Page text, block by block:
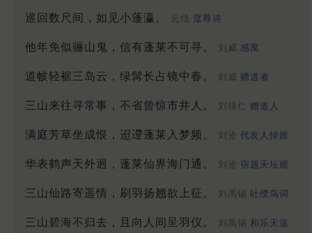
巡回数尺间，如见小蓬瀛。 元结 窊尊诗
他年免似骊山鬼，信有蓬莱不可寻。 刘威 感寓
道帔轻裾三岛云，绿髯长占镜中春。 刘威 赠道者
三山来往寻常事，不省曾惊市井人。 刘得仁 赠道人
满庭芳草坐成恨，迢遰蓬莱入梦频。 刘沧 代友人悼姬
华表鹤声天外迥，蓬莱仙界海门通。 刘沧 宿题天坛观
三山仙路寄遥情，刷羽扬翘欲上征。 刘禹锡 吐绶鸟词
三山碧海不归去，且向人间呈羽仪。 刘禹锡 和乐天送